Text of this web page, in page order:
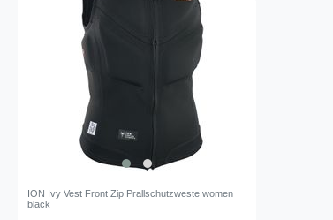
ION Ivy Vest Front Zip Prallschutzweste women
black